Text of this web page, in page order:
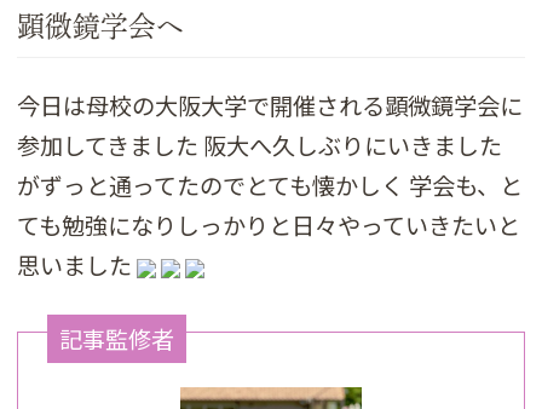
顕微鏡学会へ
今日は母校の大阪大学で開催される顕微鏡学会に
参加してきました 阪大へ久しぶりにいきました
がずっと通ってたのでとても懐かしく 学会も、と
ても勉強になりしっかりと日々やっていきたいと
思いました
記事監修者